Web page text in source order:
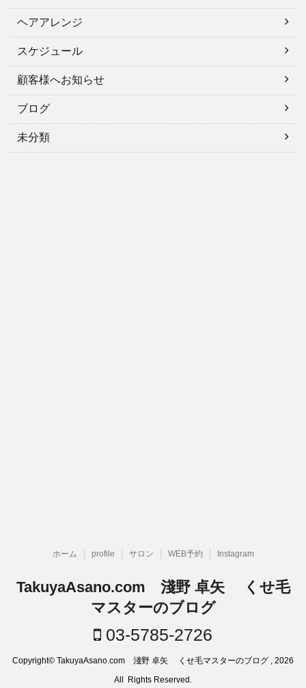
ヘアアレンジ
スケジュール
顧客様へお知らせ
ブログ
未分類
ホーム profile サロン WEB予約 Instagram
TakuyaAsano.com 淺野 卓矢 くせ毛
マスターのブログ
03-5785-2726
Copyright© TakuyaAsano.com 淺野 卓矢 くせ毛マスターのブログ , 2026
All Rights Reserved.